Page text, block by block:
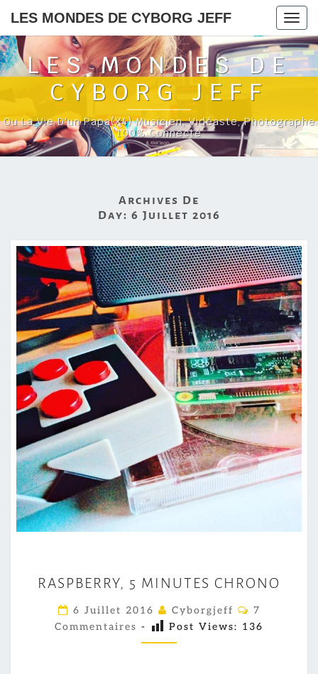
LES MONDES DE CYBORG JEFF
LES MONDES DE
CYBORG JEFF
Ou La Vie D'un Papa(x4) Musicien, Vidéaste, Photographe
100% Connecté
Archives De
Day: 6 Juillet 2016
A
S
B
RASPBERRY, 5 MINUTES CHRONO
6 Juillet 2016 Cyborgjeff
C
M
7
Commentaires - Post Views: 136